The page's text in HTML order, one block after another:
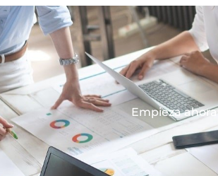
Empieza ahora